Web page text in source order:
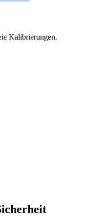
Kalibrierungen.